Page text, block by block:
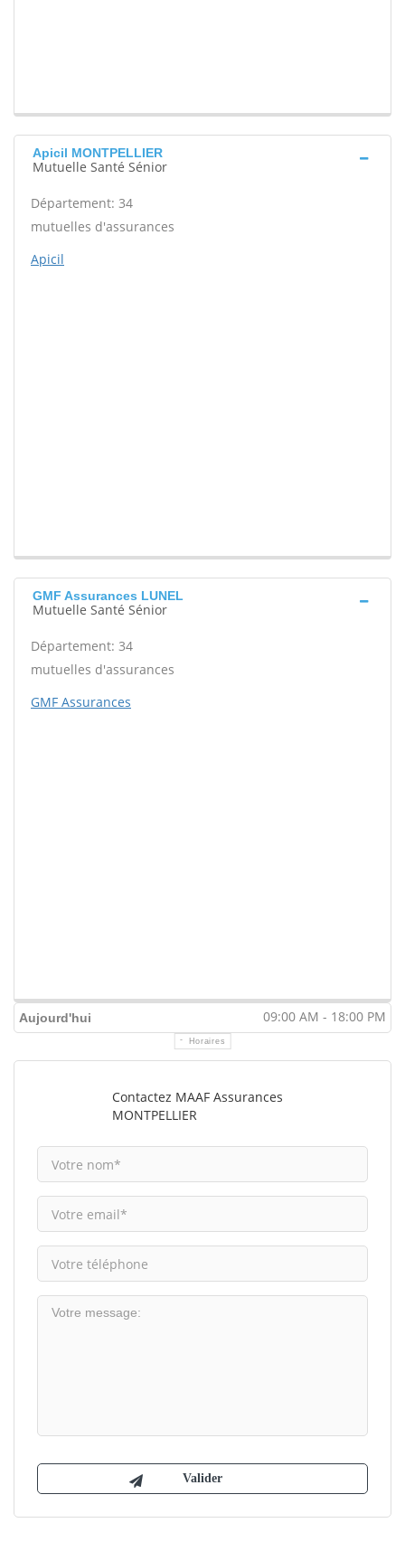
Apicil MONTPELLIER
Mutuelle Santé Sénior
Département: 34
mutuelles d'assurances
Apicil
GMF Assurances LUNEL
Mutuelle Santé Sénior
Département: 34
mutuelles d'assurances
GMF Assurances
Aujourd'hui 09:00 AM - 18:00 PM
Horaires
Contactez MAAF Assurances
MONTPELLIER